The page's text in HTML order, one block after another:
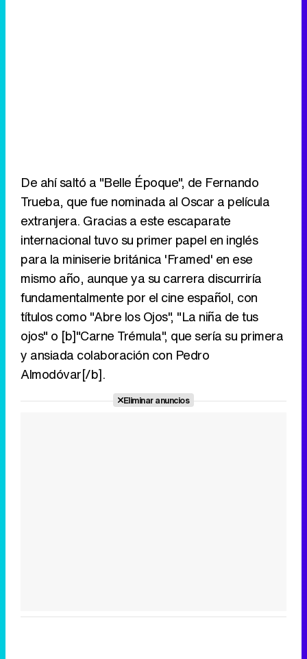
De ahí saltó a "Belle Époque", de Fernando
Trueba, que fue nominada al Oscar a película
extranjera. Gracias a este escaparate
internacional tuvo su primer papel en inglés
para la miniserie británica 'Framed' en ese
mismo año, aunque ya su carrera discurriría
fundamentalmente por el cine español, con
títulos como "Abre los Ojos", "La niña de tus
ojos" o [b]"Carne Trémula", que sería su primera
y ansiada colaboración con Pedro
Almodóvar[/b].
Eliminar anuncios